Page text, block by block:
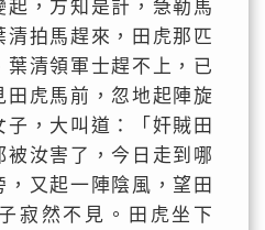
起，方知是計，急勒馬
拍馬趕來，田虎那匹
清領軍士趕不上，已
田虎馬前，忽地起陣旋
，大叫道：「奸賊田
被汝害了，今日走到哪
又起一陣陰風，望田
寂然不見。田虎坐下